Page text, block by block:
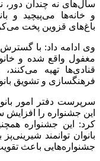
سال‌های نه چندان دور،
و خانه‌ها می‌پیچید و
باغ‌های قزوین پخت
وی ادامه داد: با گسترش
مغفول واقع شده و
قنادی‌ها تهیه
فرهنگسازی و تشویق
سرپرست دفتر امور
این جشنواره را افزایش
کرد: این جشنواره
بانوان توانمند
جشنواره‌هایی باعث